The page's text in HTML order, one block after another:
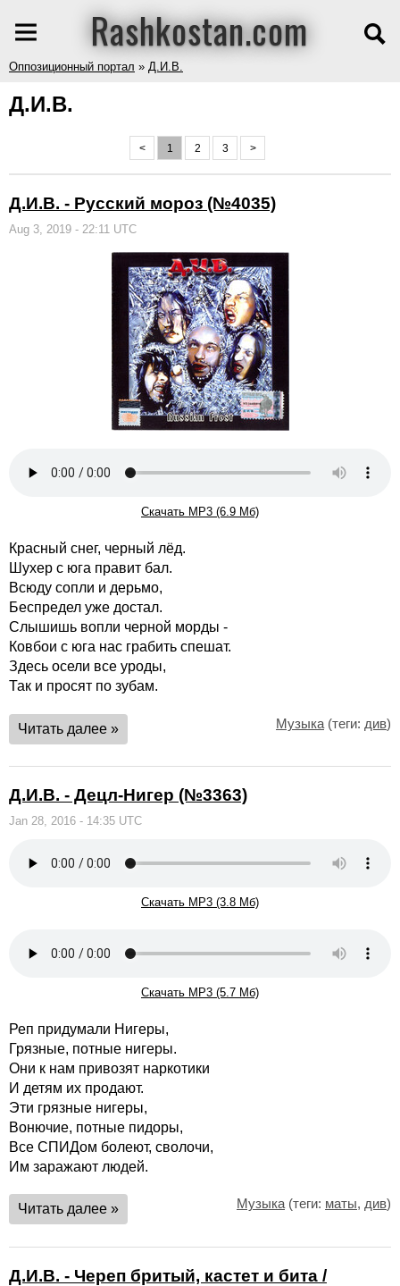
Rashkostan.com
Оппозиционный портал » Д.И.В.
Д.И.В.
< 1 2 3 >
Д.И.В. - Русский мороз (№4035)
Aug 3, 2019 - 22:11 UTC
Скачать MP3 (6.9 Мб)
Красный снег, черный лёд.
Шухер с юга правит бал.
Всюду сопли и дерьмо,
Беспредел уже достал.
Слышишь вопли черной морды -
Ковбои с юга нас грабить спешат.
Здесь осели все уроды,
Так и просят по зубам.
Читать далее » Музыка (теги: див)
Д.И.В. - Децл-Нигер (№3363)
Jan 28, 2016 - 14:35 UTC
Скачать MP3 (3.8 Мб)
Скачать MP3 (5.7 Мб)
Реп придумали Нигеры,
Грязные, потные нигеры.
Они к нам привозят наркотики
И детям их продают.
Эти грязные нигеры,
Вонючие, потные пидоры,
Все СПИДом болеют, сволочи,
Им заражают людей.
Читать далее » Музыка (теги: маты, див)
Д.И.В. - Череп бритый, кастет и бита /